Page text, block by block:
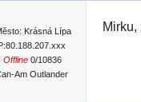
Krásná Lípa
Offline 0/10836
Am Outlander